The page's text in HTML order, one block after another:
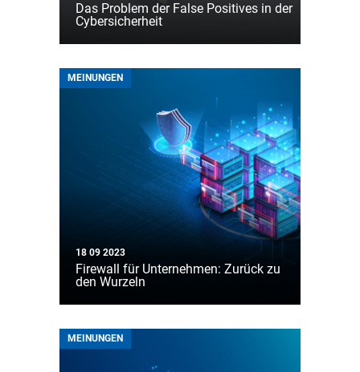
Das Problem der False Positives in der
Cybersicherheit
MEINUNGEN
18 09 2023
Firewall für Unternehmen: Zurück zu
den Wurzeln
MEINUNGEN